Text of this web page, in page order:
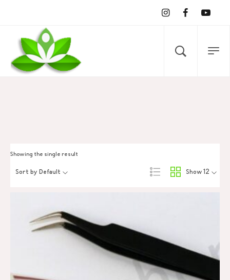
Showing the single result
Show 12
Sort by Default